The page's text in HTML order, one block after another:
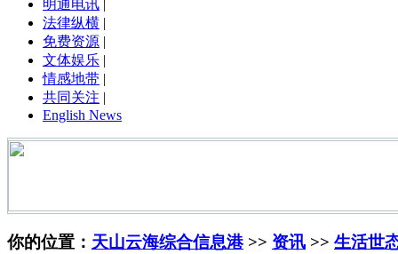
明通电讯 |
法律纵横 |
免费资源 |
文体娱乐 |
情感地带 |
共同关注 |
English News
你的位置： 天山云海综合信息港>> 资讯 >> 生活世